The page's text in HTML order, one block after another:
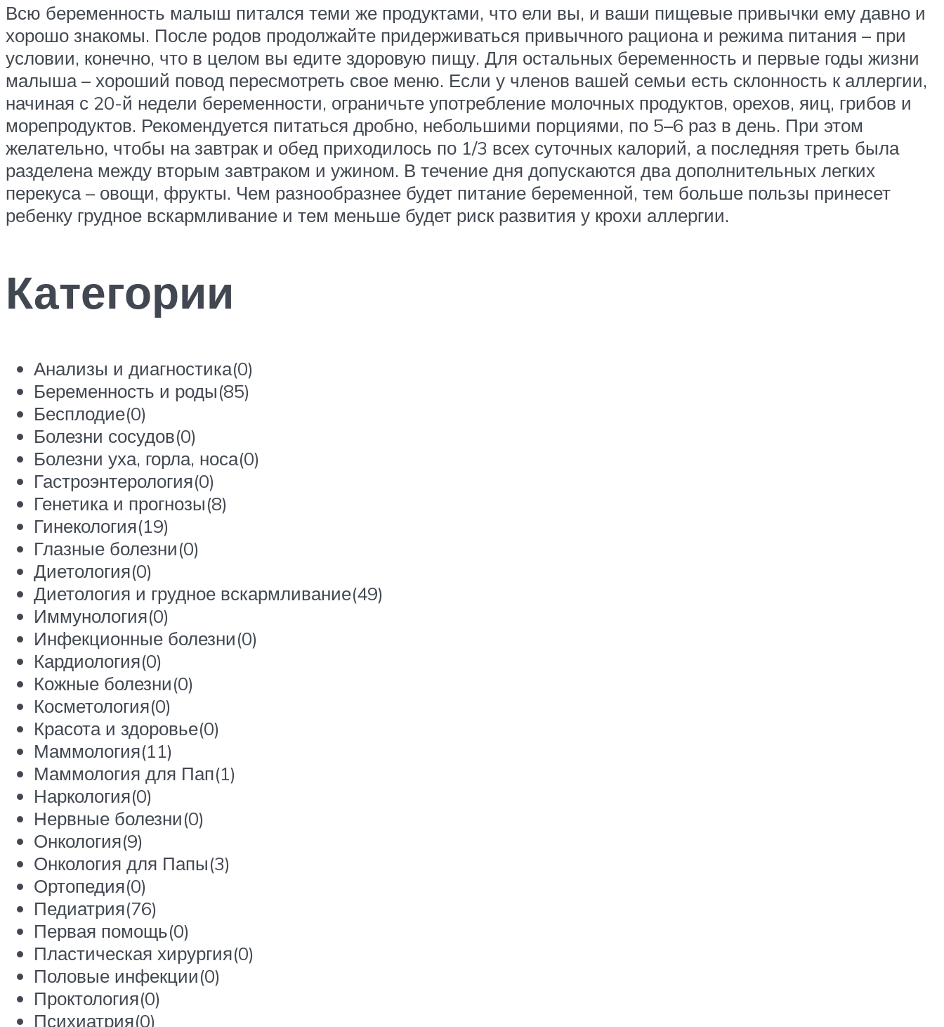
Всю беременность малыш питался теми же продуктами, что ели вы, и ваши пищевые привычки ему давно и
хорошо знакомы. После родов продолжайте придерживаться привычного рациона и режима питания – при
условии, конечно, что в целом вы едите здоровую пищу. Для остальных беременность и первые годы жизни
малыша – хороший повод пересмотреть свое меню. Если у членов вашей семьи есть склонность к аллергии,
начиная с 20-й недели беременности, ограничьте употребление молочных продуктов, орехов, яиц, грибов и
морепродуктов. Рекомендуется питаться дробно, небольшими порциями, по 5–6 раз в день. При этом
желательно, чтобы на завтрак и обед приходилось по 1/3 всех суточных калорий, а последняя треть была
разделена между вторым завтраком и ужином. В течение дня допускаются два дополнительных легких
перекуса – овощи, фрукты. Чем разнообразнее будет питание беременной, тем больше пользы принесет
ребенку грудное вскармливание и тем меньше будет риск развития у крохи аллергии.
Категории
Анализы и диагностика(0)
Беременность и роды(85)
Бесплодие(0)
Болезни сосудов(0)
Болезни уха, горла, носа(0)
Гастроэнтерология(0)
Генетика и прогнозы(8)
Гинекология(19)
Глазные болезни(0)
Диетология(0)
Диетология и грудное вскармливание(49)
Иммунология(0)
Инфекционные болезни(0)
Кардиология(0)
Кожные болезни(0)
Косметология(0)
Красота и здоровье(0)
Маммология(11)
Маммология для Пап(1)
Наркология(0)
Нервные болезни(0)
Онкология(9)
Онкология для Папы(3)
Ортопедия(0)
Педиатрия(76)
Первая помощь(0)
Пластическая хирургия(0)
Половые инфекции(0)
Проктология(0)
Психиатрия(0)